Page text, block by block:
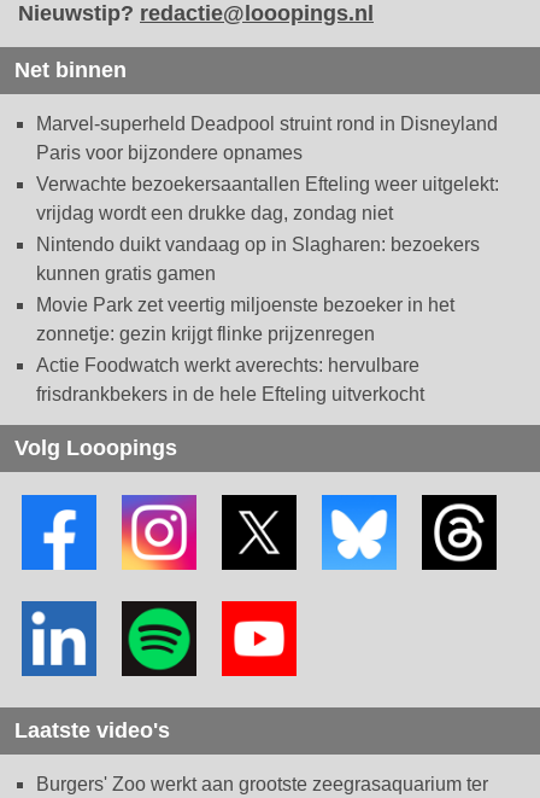
Nieuwstip? redactie@looopings.nl
Net binnen
Marvel-superheld Deadpool struint rond in Disneyland
Paris voor bijzondere opnames
Verwachte bezoekersaantallen Efteling weer uitgelekt:
vrijdag wordt een drukke dag, zondag niet
Nintendo duikt vandaag op in Slagharen: bezoekers
kunnen gratis gamen
Movie Park zet veertig miljoenste bezoeker in het
zonnetje: gezin krijgt flinke prijzenregen
Actie Foodwatch werkt averechts: hervulbare
frisdrankbekers in de hele Efteling uitverkocht
Volg Looopings
Laatste video's
Burgers' Zoo werkt aan grootste zeegrasaquarium ter